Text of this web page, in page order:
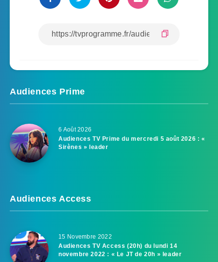
Audiences Prime
6 Août 2026
Audiences TV Prime du mercredi 5 août 2026 : «
Sirènes » leader
Audiences Access
15 Novembre 2022
Audiences TV Access (20h) du lundi 14
novembre 2022 : « Le JT de 20h » leader